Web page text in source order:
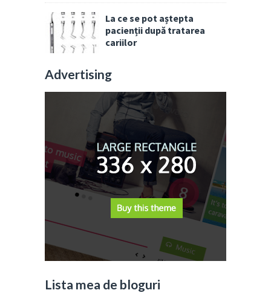
La ce se pot aștepta
pacienții după tratarea
cariilor
Advertising
Lista mea de bloguri